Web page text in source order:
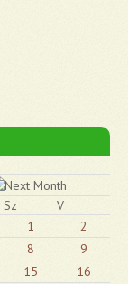
Sz
V
1
2
8
9
15
16